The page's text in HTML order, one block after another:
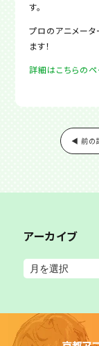
す。
プロのアニメー
ます！
詳細はこちらのペ
◀ 前の
アーカイブ